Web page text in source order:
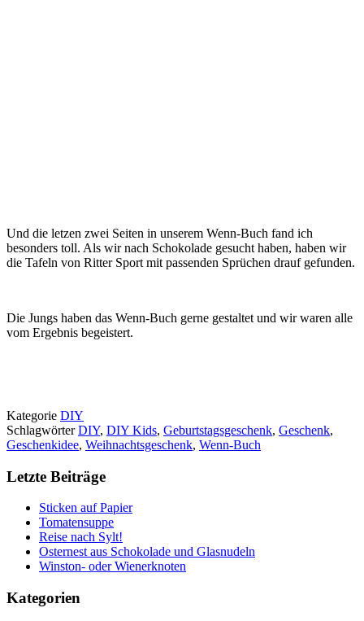
Und die letzen zwei Seiten in unserem Wenn-Buch fand ich
besonders toll. Als wir nach Schokolade gesucht haben, haben wir
die Tafeln von Ritter Sport mit passenden Sprüchen drauf gefunden.
Die Jungs haben das Wenn-Buch gerne gestaltet und wir waren alle
vom Ergebnis begeistert.
Kategorie DIY
SchlagwörterDIY, DIY Kids, Geburtstagsgeschenk, Geschenk,
Geschenkidee, Weihnachtsgeschenk, Wenn-Buch
Letzte Beiträge
Sticken auf Papier
Tomatensuppe
Reise nach Sylt!
Osternest aus Schokolade und Glasnudeln
Winston- oder Wienerknoten
Kategorien